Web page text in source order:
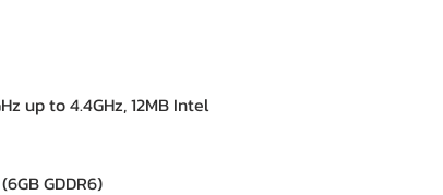
up to 4.4GHz, 12MB Intel
GDDR6)